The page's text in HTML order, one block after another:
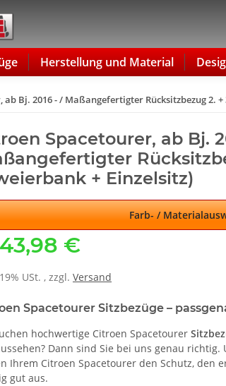
Herstellung und Material
Bj. 2016 - / Maßangefertigter Rücksitzbezug 2. +
Spacetourer, ab Bj.
+ Einzelsitz)
Farb- /
€
USt. , zzgl. Versand
Spacetourer Sitzbezüge –
hochwertige Citroen Spacetourer
Dann sind Sie bei uns genau
Ihrem Citroen Spacetourer den Schutz, den
gut aus.